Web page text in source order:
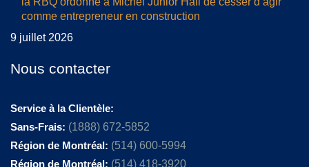
comme entrepreneur en construction
9 juillet 2026
Nous contacter
Service à la Clientèle:
Sans-Frais: (1888) 672-5852
Région de Montréal: (514) 600-5994
Région de Montréal: (514) 418-3920